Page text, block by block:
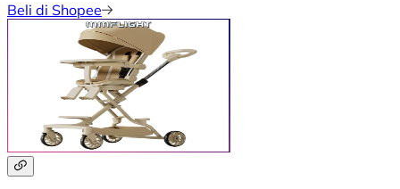
Beli di Shopee